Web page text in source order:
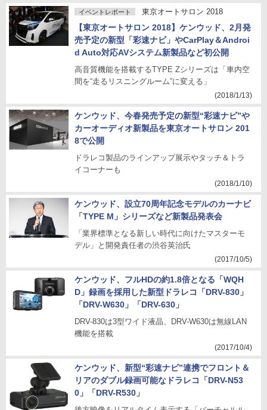
イベントレポート 東京オートサロン 2018
【東京オートサロン 2018】ケンウッド、2月発
売予定の新型「彩速ナビ」やCarPlay＆Androi
d Auto対応AVシステム新製品など初公開
高音質機能を搭載するTYPE Zシリーズは「車内空
間を“走るリスニングルーム”に変える」
(2018/1/13)
ケンウッド、今春発売予定の新型“彩速ナビ”や
カーオーディオ新製品を東京オートサロン 201
8で公開
ドラレコ製品のラインアップ展示やタッチ＆トラ
イコーナーも
(2018/1/10)
ケンウッド、設立70周年記念モデルのカーナビ
「TYPE M」シリーズなど新製品発表会
「業界標準となる新しい時代に向けたマスターモ
デル」と開発責任者の渋谷英治氏
(2017/10/5)
ケンウッド、フルHDの約1.8倍となる「WQH
D」録画を採用した新型ドラレコ「DRV-830」
「DRV-W630」「DRV-630」
DRV-830は3型ワイド液晶、DRV-W630は無線LAN
機能を搭載
(2017/10/4)
ケンウッド、新型“彩速ナビ”連携でフロント＆
リアのダブル録画可能なドラレコ「DRV-N53
0」「DRV-R530」